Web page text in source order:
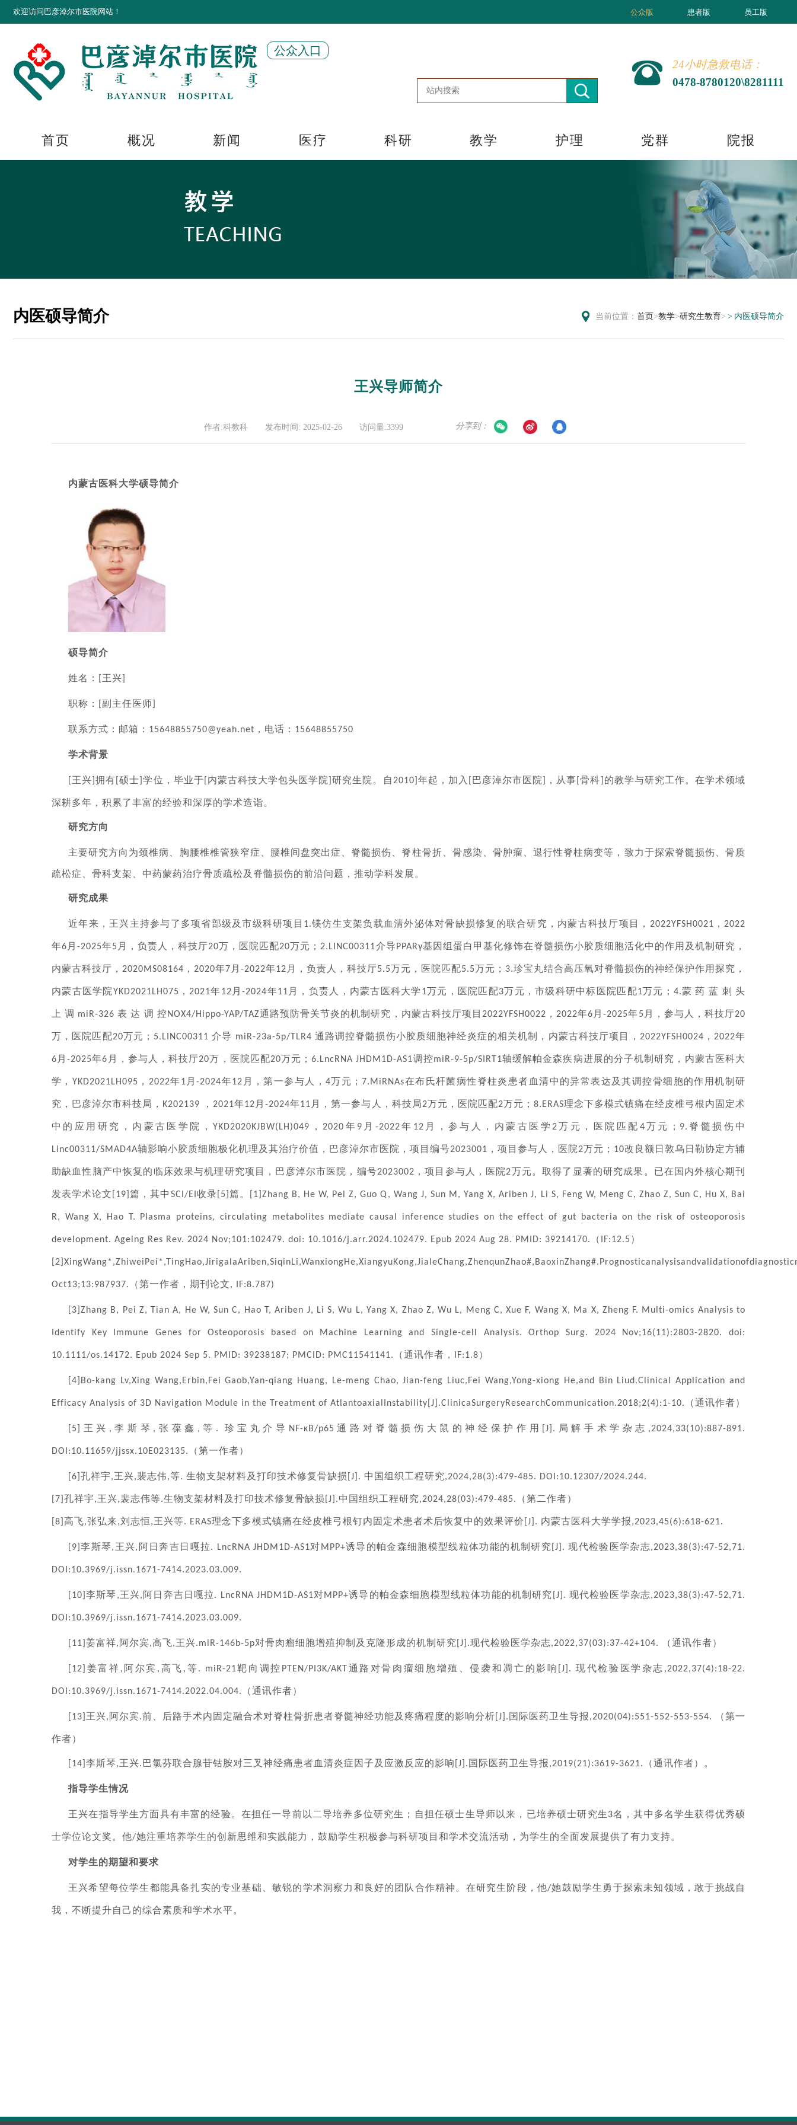
欢迎访问巴彦淖尔市医院网站！ 公众版 患者版 员工版
公众入口
24小时急救电话：
0478-8780120\8281111
首页 概况 新闻 医疗 科研 教学 护理 党群 院报
内医硕导简介 当前位置： 首页>教学>研究生教育> 内医硕导简介
王兴导师简介
作者:科教科 发布时间: 2025-02-26 访问量:3399 分享到：
内蒙古医科大学硕导简介
硕导简介
姓名： 王兴
职称： 副主任医师
联系方式：邮箱： 15648855750@yeah.net ，电话： 15648855750
学术背景
王兴 ]拥有 [硕士 ]学位，毕业于 内蒙古科技大学包头医学院 ]研究生院。自2010] 年起，加入 巴彦淖尔市医院 ，从事 [骨科 的教学与研究工作。在学术领域
深耕多年，积累了丰富的经验和深厚的学术造诣。
研究方向
主要研究方向为颈椎病、胸腰椎椎管狭窄症、腰椎间盘突出症、脊髓损伤、脊柱骨折、骨感染、骨肿瘤、退行性脊柱病变等，致力于探索脊髓损伤、骨质
疏松症、骨科支架、中药蒙药治疗骨质疏松及脊髓损伤的前沿问题，推动学科发展。
研究成果
近年来，王兴主持参与了多项省部级及市级科研项目 1.镁仿生支架负载血清外泌体对骨缺损修复的联合研究，内蒙古科技厅项目， 2022YFSH0021 ， 2022
年6 月-2025年5 月，负责人，科技厅20万，医院匹配20万元； 2.LINC00311介导 PPARγ基因组蛋白甲基化修饰在脊髓损伤小胶质细胞活化中的作用及机制研究，
内蒙古科技厅， 2020MS08164 ， 2020年7 月 -2022年12 月，负责人，科技厅5.5万元，医院匹配5.5万元； 3.珍宝丸结合高压氧对脊髓损伤的神经保护作用探究，
内蒙古医学院YKD2021LH075 ， 2021年12 月-2024年11 月，负责人，内蒙古医科大学 1万元，医院匹配3万元，市级科研中标医院匹配1万元； 4.蒙 药 蓝 刺 头
上 调 miR-326表 达 调 控NOX4/Hippo-YAP/TAZ通路预防骨关节炎的机制研究，内蒙古科技厅项目 2022YFSH0022 ， 2022年6 月-2025年5 月，参与人，科技厅20
万，医院匹配20万元； 5.LINC00311介导 miR-23a-5p/TLR4 通路调控脊髓损伤小胶质细胞神经炎症的相关机制，内蒙古科技厅项目， 2022YFSH0024 ， 2022年
6 月-2025年6 月，参与人，科技厅20万，医院匹配20万元；6.LncRNA JHDM1D-AS1调控miR-9-5p/SIRT1轴缓解帕金森疾病进展的分子机制研究，内蒙古医科大
学， YKD2021LH095 ， 2022年1 月-2024年12 月，第一参与人， 4万元；7.MiRNAs在布氏杆菌病性脊柱炎患者血清中的异常表达及其调控骨细胞的作用机制研
究，巴彦淖尔市科技局， K202139 ， 2021年12 月-2024年11 月，第一参与人，科技局2万元，医院匹配2万元； 8.ERAS理念下多模式镇痛在经皮椎弓根内固定术
中的应用研究，内蒙古医学院，YKD2020KJBW(LH)049 ， 2020 年 9 月 -2022年 12 月，参与人，内蒙古医学 2万元，医院匹配 4万元； 9. 脊髓损伤中
Linc00311/SMAD4A轴影响小胶质细胞极化机理及其治疗价值，巴彦淖尔市医院，项目编号2023001 ，项目参与人，医院2万元； 10改良额日敦乌日勒协定方辅
助缺血性脑产中恢复的临床效果与机理研究项目，巴彦淖尔市医院，编号2023002 ，项目参与人，医院2万元。取得了显著的研究成果。已在国内外核心期刊
发表学术论文 [19]篇，其中 SCI/EI 收录 [5] 篇。 [1]Zhang B, He W, Pei Z, Guo Q, Wang J, Sun M, Yang X, Ariben J, Li S, Feng W, Meng C, Zhao Z, Sun C, Hu X, Bai
R, Wang X, Hao T. Plasma proteins, circulating metabolites mediate causal inference studies on the effect of gut bacteria on the risk of osteoporosis
development. Ageing Res Rev. 2024 Nov;101:102479. doi: 10.1016/j.arr.2024.102479. Epub 2024 Aug 28. PMID: 39214170. （ IF:12.5）
Oct13;13:987937. （第一作者，期刊论文, IF:8.787)
[3]Zhang B, Pei Z, Tian A, He W, Sun C, Hao T, Ariben J, Li S, Wu L, Yang X, Zhao Z, Wu L, Meng C, Xue F, Wang X, Ma X, Zheng F. Multi-omics Analysis to
Identify Key Immune Genes for Osteoporosis based on Machine Learning and Single-cell Analysis. Orthop Surg. 2024 Nov;16(11):2803-2820. doi:
10.1111/os.14172. Epub 2024 Sep 5. PMID: 39238187; PMCID: PMC11541141. （通讯作者， IF:1.8）
[4]Bo-kang Lv,Xing Wang,Erbin,Fei Gaob,Yan-qiang Huang, Le-meng Chao, Jian-feng Liuc,Fei Wang,Yong-xiong He,and Bin Liud.Clinical Application and
Efficacy Analysis of 3D Navigation Module in the Treatment of AtlantoaxialInstability[J].ClinicaSurgeryResearchCommunication.2018;2(4):1-10. （通讯作者）
[5] 王兴 , 李斯琴 , 张葆鑫 , 等 . 珍宝丸介导 NF-κB/p65 通路对脊髓损伤大鼠的神经保护作用 [J]. 局解手术学杂志 ,2024,33(10):887-891.
DOI:10.11659/jjssx.10E023135. （第一作者）
[6] 孔祥宇,王兴,裴志伟,等. 生物支架材料及打印技术修复骨缺损 [J]. 中国组织工程研究,2024,28(3):479-485. DOI:10.12307/2024.244.
[7] 孔祥宇,王兴,裴志伟等.生物支架材料及打印技术修复骨缺损 [J].中国组织工程研究,2024,28(03):479-485. （第二作者）
[8] 高飞,张弘来,刘志恒,王兴等. ERAS理念下多模式镇痛在经皮椎弓根钉内固定术患者术后恢复中的效果评价 [J]. 内蒙古医科大学学报,2023,45(6):618-621.
[9] 李斯琴, 王兴, 阿日奔吉日嘎拉. LncRNA JHDM1D-AS1对 MPP+诱导的帕金森细胞模型线粒体功能的机制研究 [J].现代检验医学杂志,2023,38(3):47-52,71.
DOI:10.3969/j.issn.1671-7414.2023.03.009.
[10] 李斯琴 ,王兴, 阿日奔吉日嘎拉. LncRNA JHDM1D-AS1对MPP+诱导的帕金森细胞模型线粒体功能的机制研究 [J]. 现代检验医学杂志,2023,38(3):47-52,71.
DOI:10.3969/j.issn.1671-7414.2023.03.009.
[11] 姜富祥, 阿尔宾,高飞,王兴.miR-146b-5p对骨肉瘤细胞增殖抑制及克隆形成的机制研究 [J].现代检验医学杂志,2022,37(03):37-42+104. （通讯作者）
[12] 姜富祥 , 阿尔宾 , 高飞 , 等. miR-21靶向调控 PTEN/PI3K/AKT 通路对骨肉瘤细胞增殖、侵袭和凋亡的影响 [J]. 现代检验医学杂志 ,2022,37(4):18-22.
DOI:10.3969/j.issn.1671-7414.2022.04.004. （通讯作者）
[13] 王兴, 阿尔宾.前、后路手术内固定融合术对脊柱骨折患者脊髓神经功能及疼痛程度的影响分析 [J]. 国际医药卫生导报,2020(04):551-552-553-554. （第一
作者）
[14] 李斯琴,王兴. 巴氯芬联合腺苷钴胺对三叉神经痛患者血清炎症因子及应激反应的影响 [J]. 国际医药卫生导报,2019(21):3619-3621. （通讯作者）。
指导学生情况
王兴在指导学生方面具有丰富的经验。在担任一导前以二导培养多位研究生；自担任硕士生导师以来，已培养硕士研究生3名，其中多名学生获得优秀硕
士学位论文奖。他/她注重培养学生的创新思维和实践能力，鼓励学生积极参与科研项目和学术交流活动，为学生的全面发展提供了有力支持。
对学生的期望和要求
王兴希望每位学生都能具备扎实的专业基础、敏锐的学术洞察力和良好的团队合作精神。在研究生阶段，他/她鼓励学生勇于探索未知领域，敢于挑战自
我，不断提升自己的综合素质和学术水平。